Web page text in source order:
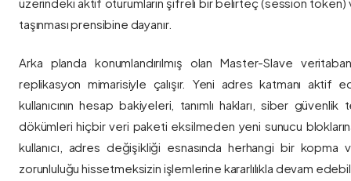
taşınması prensibine dayanır.
Arka planda konumlandırılmış olan Master-Slave
replikasyon mimarisiyle çalışır. Yeni adres katmanı aktif
kullanıcının hesap bakiyeleri, tanımlı hakları, siber
dökümleri hiçbir veri paketi eksilmeden yeni sunucu
kullanıcı, adres değişikliği esnasında herhangi bir
zorunluluğu hissetmeksizin işlemlerine kararlılıkla devam